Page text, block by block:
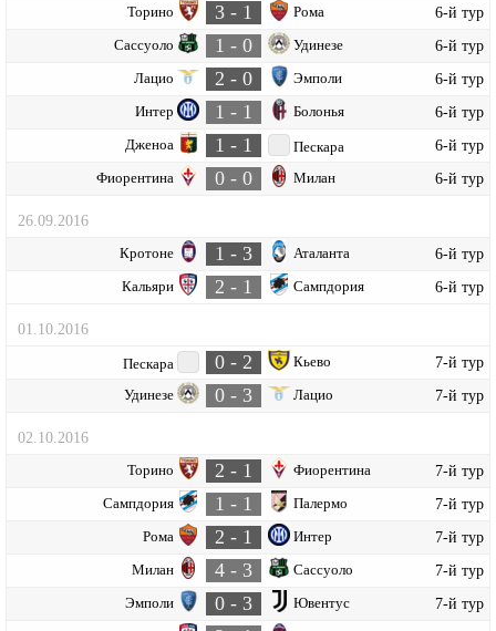
Торино 3 - 1 Рома 6-й тур
Сассуоло 1 - 0 Удинезе 6-й тур
Лацио 2 - 0 Эмполи 6-й тур
Интер 1 - 1 Болонья 6-й тур
Дженоа 1 - 1 Пескара 6-й тур
Фиорентина 0 - 0 Милан 6-й тур
26.09.2016
Кротоне 1 - 3 Аталанта 6-й тур
Кальяри 2 - 1 Сампдория 6-й тур
01.10.2016
Пескара 0 - 2 Кьево 7-й тур
Удинезе 0 - 3 Лацио 7-й тур
02.10.2016
Торино 2 - 1 Фиорентина 7-й тур
Сампдория 1 - 1 Палермо 7-й тур
Рома 2 - 1 Интер 7-й тур
Милан 4 - 3 Сассуоло 7-й тур
Эмполи 0 - 3 Ювентус 7-й тур